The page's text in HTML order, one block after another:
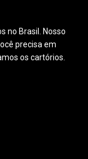
no Brasil. Nosso
precisa em
os cartórios.